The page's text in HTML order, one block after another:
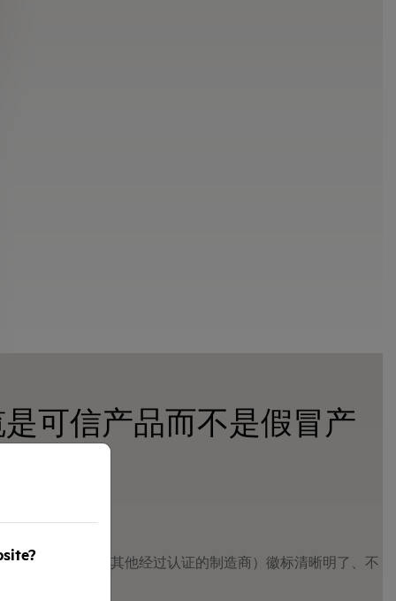
可信产品而不是假冒产
认证符号。
上的贝尔金（或其他经过认证的制造商）徽标清晰明了、不